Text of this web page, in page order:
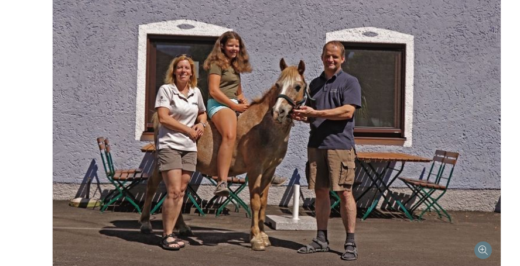
Skip to main content